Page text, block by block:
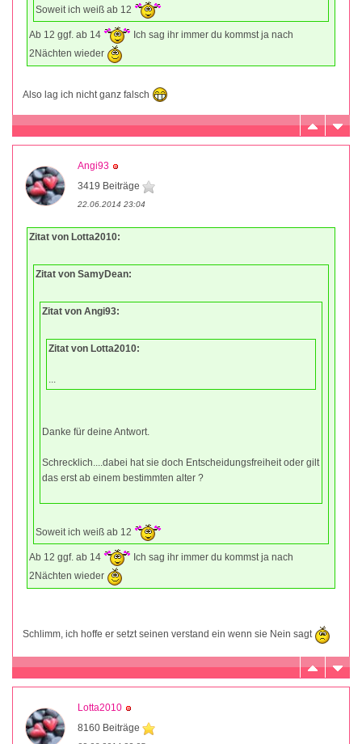
Soweit ich weiß ab 12
Ab 12 ggf. ab 14
Ich sag ihr immer du kommst ja nach
2Nächten wieder
Also lag ich nicht ganz falsch
Angi93
3419 Beiträge
22.06.2014 23:04
Zitat von Lotta2010:
Zitat von SamyDean:
Zitat von Angi93:
Zitat von Lotta2010:
...
Danke für deine Antwort.
Schrecklich....dabei hat sie doch Entscheidungsfreiheit oder gilt
das erst ab einem bestimmten alter ?
Soweit ich weiß ab 12
Ab 12 ggf. ab 14
Ich sag ihr immer du kommst ja nach
2Nächten wieder
Schlimm, ich hoffe er setzt seinen verstand ein wenn sie Nein sagt
Lotta2010
8160 Beiträge